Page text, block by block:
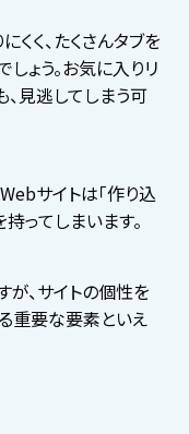
く、たくさんタブを
ょう。お気に入りリ
、見逃してしまう可
サイトは「作り込
ってしまいます。
が、サイトの個性を
重要な要素といえ